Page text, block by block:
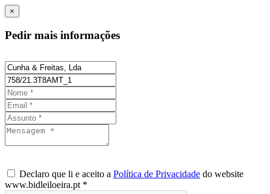
×
Pedir mais informações
Declaro que li e aceito a Política de Privacidade do website
www.bidleiloeira.pt *